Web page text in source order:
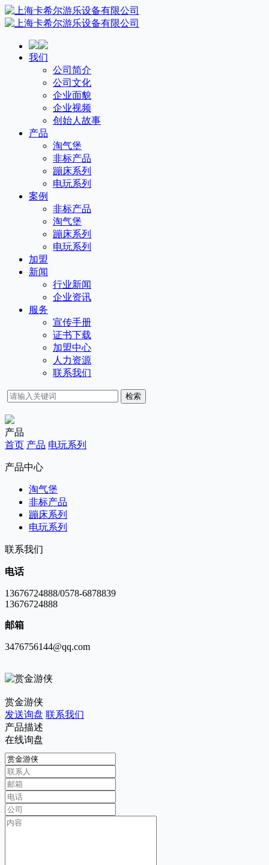
我们
公司简介
公司文化
企业面貌
企业视频
创始人故事
产品
淘气堡
非标产品
蹦床系列
电玩系列
案例
非标产品
淘气堡
蹦床系列
电玩系列
加盟
新闻
行业新闻
企业资讯
服务
宣传手册
证书下载
加盟中心
人力资源
联系我们
检索
产品
首页 产品 电玩系列
产品中心
淘气堡
非标产品
蹦床系列
电玩系列
联系我们
电话
13676724888/0578-6878839
13676724888
邮箱
3476756144@qq.com
赏金游侠
发送询盘 联系我们
产品描述
在线询盘